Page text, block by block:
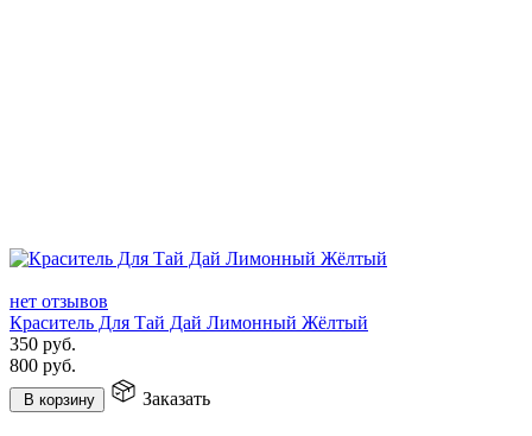
нет отзывов
Краситель Для Тай Дай Лимонный Жёлтый
350 руб.
800 руб.
В корзину Заказать